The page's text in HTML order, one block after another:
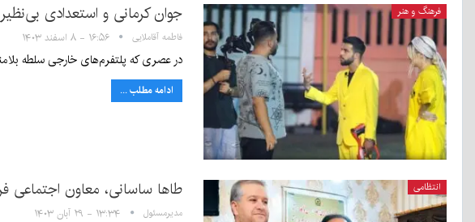
فرهنگ و هنر جوان کرمانی و استعدادی
فاطمه آقاملایی ۱۶:۵۶ - ۸ اسفند ۱۴۰۳
در عصری که پلتفرم‌های خارجی سلطه
ادامه مطلب ...
انتظامی طاها ساسانی، معاون اجتماعی
مدیرمسئول ۱۳:۳۴ - ۲۹ آبان ۱۴۰۳